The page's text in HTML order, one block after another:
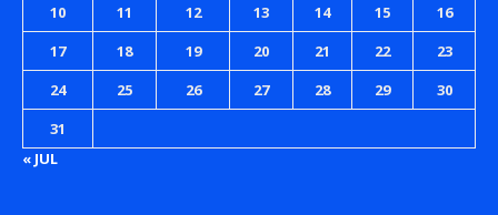
10
11 12 13 14 15
16
17
18 19 20 21 22
23
24
25 26 27 28 29
30
31
« JUL